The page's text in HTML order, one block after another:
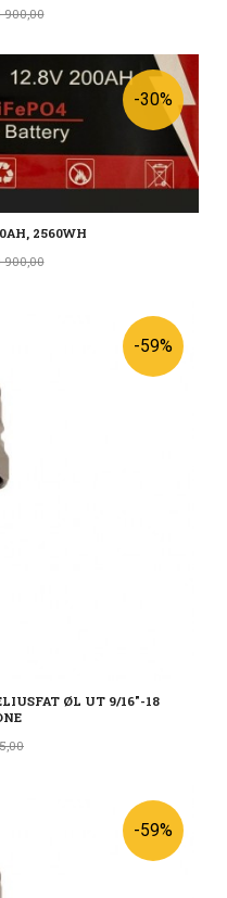
900,00Rabatt
2560WH
900,00Rabatt
-30%
ØL UT 9/16"-18
Rabatt
-59%
-59%